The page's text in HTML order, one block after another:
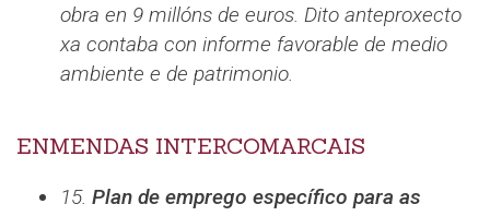
obra en 9 millóns de euros. Dito anteproxecto
xa contaba con informe favorable de medio
ambiente e de patrimonio.
ENMENDAS INTERCOMARCAIS
15. Plan de emprego específico para as